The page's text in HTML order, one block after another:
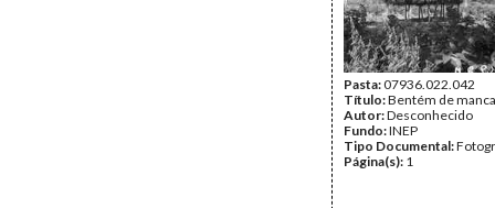
Pasta:07936.022.042
Título:Bentém de
Autor:Desconhecido
Fundo:INEP
Tipo Documental:
Página(s): 1